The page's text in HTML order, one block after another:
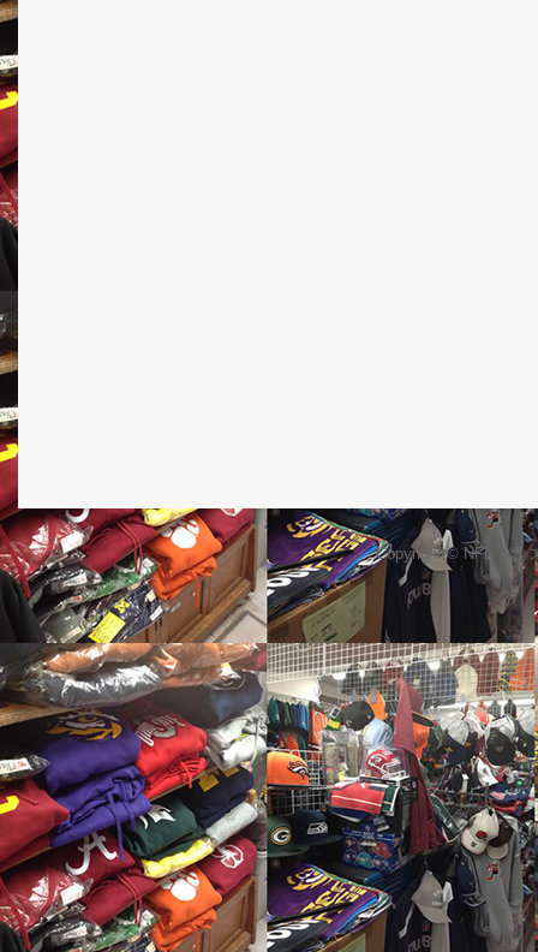
Copyright © NFL グッ